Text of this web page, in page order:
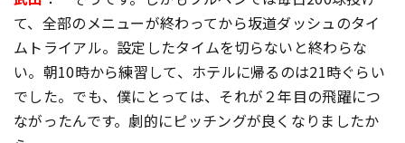
て、全部のメニューが終わってから坂道ダッシュのタイ
ムトライアル。設定したタイムを切らないと終わらな
い。朝10時から練習して、ホテルに帰るのは21時ぐらい
でした。でも、僕にとっては、それが２年目の飛躍につ
ながったんです。劇的にピッチングが良くなりましたか